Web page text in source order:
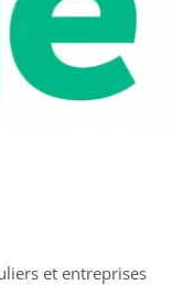
et entreprises